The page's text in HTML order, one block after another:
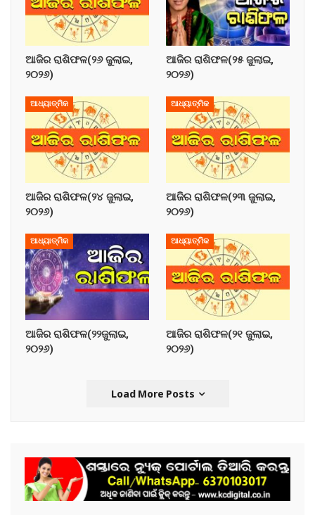
ଆଜିର ରାଶିଫଳ(୨୬ ଜୁଲାଇ,
୨୦୨୬)
ଆଜିର ରାଶିଫଳ(୨୫ ଜୁଲାଇ,
୨୦୨୬)
ଆଧ୍ୟାତ୍ମିକ
ଆଜିର ରାଶିଫଳ(୨୪ ଜୁଲାଇ,
୨୦୨୬)
ଆଧ୍ୟାତ୍ମିକ
ଆଜିର ରାଶିଫଳ(୨୩ ଜୁଲାଇ,
୨୦୨୬)
ଆଧ୍ୟାତ୍ମିକ
ଆଜିର ରାଶିଫଳ(୨୨ଜୁଲାଇ,
୨୦୨୬)
ଆଧ୍ୟାତ୍ମିକ
ଆଜିର ରାଶିଫଳ(୨୧ ଜୁଲାଇ,
୨୦୨୬)
Load More Posts